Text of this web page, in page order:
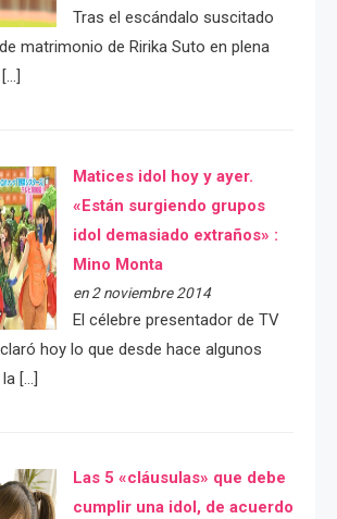
Tras el escándalo suscitado
matrimonio de Ririka Suto en plena
Matices idol hoy y ayer.
«Están surgiendo grupos
idol demasiado extraños» :
Mino Monta
en 2 noviembre 2014
El célebre presentador de TV
hoy lo que desde hace algunos
[…]
Las 5 «cláusulas» que debe
cumplir una idol, de acuerdo